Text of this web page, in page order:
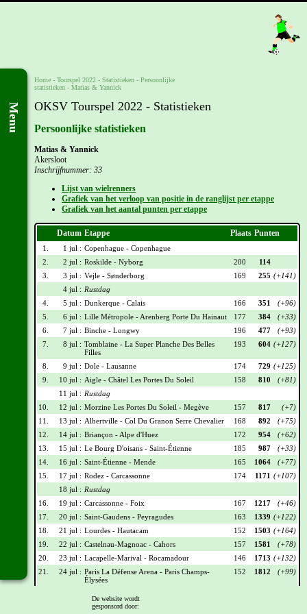
Menu
Home - Tourspel 2022 - Statistieken - Persoonlijke
statistieken - Matias & Yannick
OKSV Tourspel 2022 - Statistieken
Persoonlijke statistieken
Matias & Yannick
Akersloot
Inschrijfnummer: 33
Lijst van wielrenners
Grafiek van het verloop van positie in de ranglijst per etappe
Grafiek van het aantal punten per etappe
Datum Etappe Plaats Punten
1. 1 jul : Copenhague - Copenhague
2.
2 jul : Roskilde - Nyborg 200
114
3.
3 jul : Vejle - Sønderborg 169 255 (+141)
4 jul : Rustdag
4.
5 jul : Dunkerque - Calais 166 351
(+96)
5.
6 jul : Lille Métropole - Arenberg Porte Du Hainaut 177 384
(+33)
6.
7 jul : Binche - Longwy 196 477
(+93)
7.
8 jul : Tomblaine - La Super Planche Des Belles
Filles
193 604 (+127)
8. 9 jul : Dole - Lausanne 174 729 (+125)
9.
10 jul : Aigle - Châtel Les Portes Du Soleil 158 810
(+81)
11 jul : Rustdag
10.
12 jul : Morzine Les Portes Du Soleil - Megève 157 817
(+7)
11.
13 jul : Albertville - Col Du Granon Serre Chevalier 168 892
(+75)
12.
14 jul : Briançon - Alpe d'Huez 172 954
(+62)
13.
15 jul : Le Bourg D'oisans - Saint-Étienne 185 987
(+33)
14.
16 jul : Saint-Étienne - Mende 165 1064
(+77)
15.
17 jul : Rodez - Carcassonne 174 1171 (+107)
18 jul : Rustdag
16.
19 jul : Carcassonne - Foix 167 1217
(+46)
17.
20 jul : Saint-Gaudens - Peyragudes 163 1339 (+122)
18.
21 jul : Lourdes - Hautacam 152 1503 (+164)
19.
22 jul : Castelnau-Magnoac - Cahors 157 1581
(+78)
20.
23 jul : Lacapelle-Marival - Rocamadour 146 1713 (+132)
21.
24 jul : Paris La Défense Arena - Paris Champs-
Élysées
152 1812 (+99)
Wielrennerslijst
De website wordt
gesponsord door: